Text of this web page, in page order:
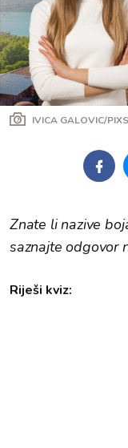
IVICA GALOVIC/
Znate li nazive
saznajte odgovor
Riješi kviz: